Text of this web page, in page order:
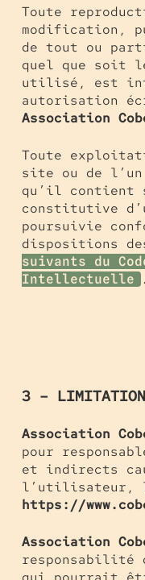
Toute
modification,
de tout ou
quel que soit
utilisé, est
autorisation
Association
Toute
site ou de l’un
qu’il contient
constitutive
poursuivie
dispositions
suivants du
Intellectuelle .
3 –
Association
pour
et indirects
l’utilisateur,
https://
Association